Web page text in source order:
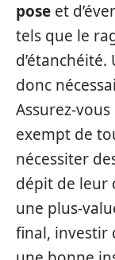
pose et
tels que le
donc
Assurez-
exempt de
nécessiter
dépit de leur
une plus-
final, investir